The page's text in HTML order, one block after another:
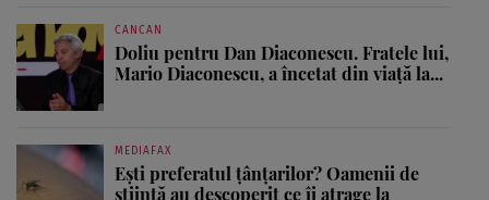
CANCAN
Doliu pentru Dan Diaconescu. Fratele lui,
Mario Diaconescu, a încetat din viață la...
MEDIAFAX
Ești preferatul țânțarilor? Oamenii de
știință au descoperit ce îi atrage la